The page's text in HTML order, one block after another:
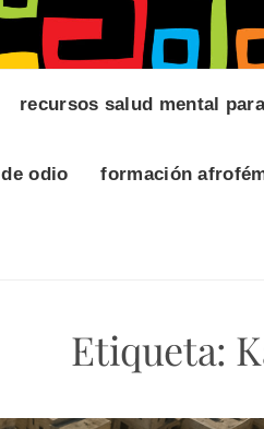
recursos salud mental
odio formación
Etiqueta: